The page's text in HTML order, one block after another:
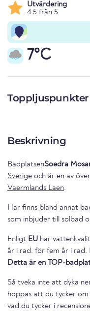
Utvärdering
4.5 från 5
7°C
Toppljuspunkter
Beskrivning
BadplatsenSoedra
Sverige och är en av
Vaermlands Laen.
Här finns bland annat
som inbjuder till solbad
Enligt EU har
år i rad. för fem år
Detta är en TOP-
Så tveka inte att dyka
hoppas att du tycker
vad du tycker i